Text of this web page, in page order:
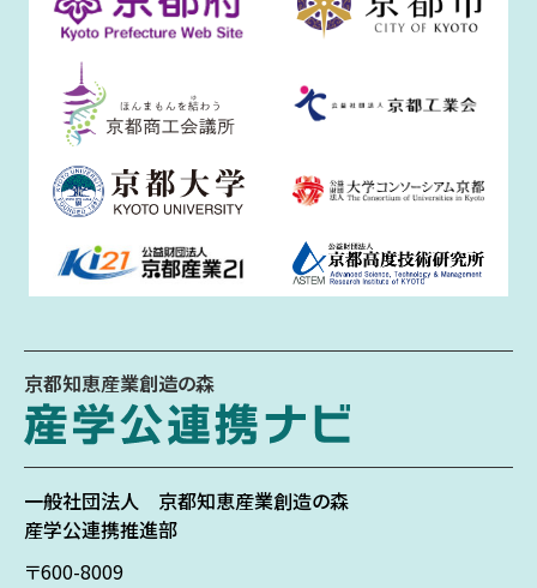
京都知恵産業創造の森
一般社団法人 京都知恵産業創造の森
産学公連携推進部
〒600-8009